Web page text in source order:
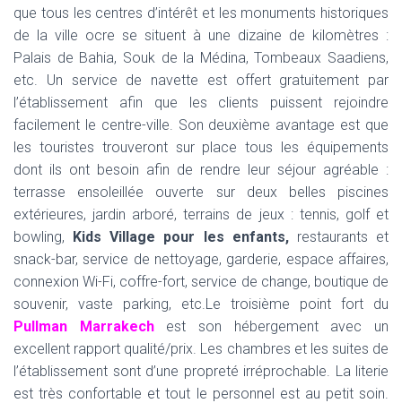
que tous les centres d’intérêt et les monuments historiques
de la ville ocre se situent à une dizaine de kilomètres :
Palais de Bahia, Souk de la Médina, Tombeaux Saadiens,
etc. Un service de navette est offert gratuitement par
l’établissement afin que les clients puissent rejoindre
facilement le centre-ville. Son deuxième avantage est que
les touristes trouveront sur place tous les équipements
dont ils ont besoin afin de rendre leur séjour agréable :
terrasse ensoleillée ouverte sur deux belles piscines
extérieures, jardin arboré, terrains de jeux : tennis, golf et
bowling, Kids Village pour les enfants,restaurants et
snack-bar, service de nettoyage, garderie, espace affaires,
connexion Wi-Fi, coffre-fort, service de change, boutique de
souvenir, vaste parking, etc.Le troisième point fort du
Pullman Marrakech
est son hébergement avec un
excellent rapport qualité/prix. Les chambres et les suites de
l’établissement sont d’une propreté irréprochable. La literie
est très confortable et tout le personnel est au petit soin.